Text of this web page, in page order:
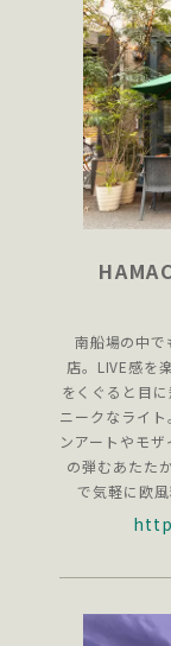
南船場の中
店。LIVE感を
をくぐると目
ニークなライ
ンアートやモ
の弾むあたた
で気軽に欧